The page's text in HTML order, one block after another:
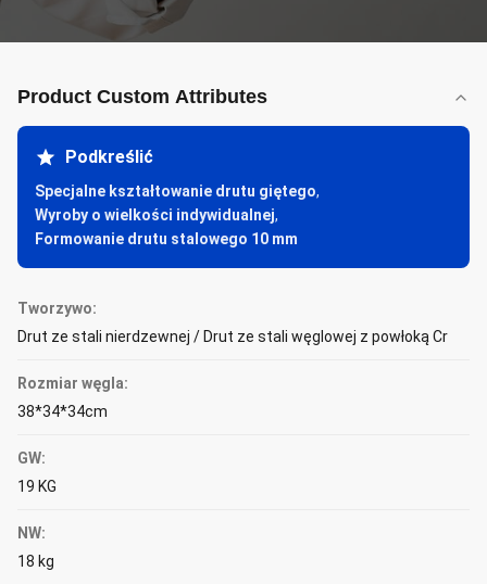
Product Custom Attributes
Podkreślić
Specjalne kształtowanie drutu giętego,
Wyroby o wielkości indywidualnej,
Formowanie drutu stalowego 10 mm
Tworzywo:
Drut ze stali nierdzewnej / Drut ze stali węglowej z powłoką Cr
Rozmiar węgla:
38*34*34cm
GW:
19 KG
NW:
18 kg